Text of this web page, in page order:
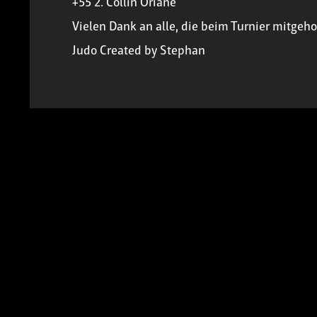
Vielen Dank an alle, die beim Turnier
Judo Created by Stephan